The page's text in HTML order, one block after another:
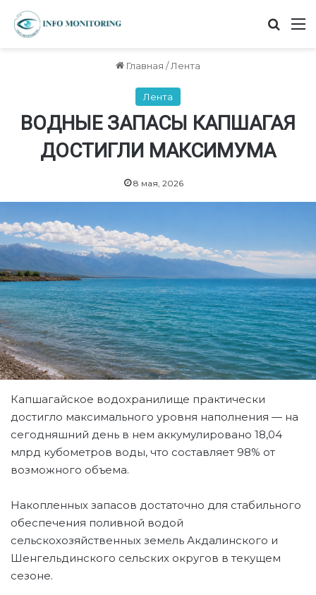
Главная / Лента
Лента
ВОДНЫЕ ЗАПАСЫ КАПШАГАЯ
ДОСТИГЛИ МАКСИМУМА
8 мая, 2026
Капшагайское водохранилище практически
достигло максимального уровня наполнения — на
сегодняшний день в нем аккумулировано 18,04
млрд кубометров воды, что составляет 98% от
возможного объема.
Накопленных запасов достаточно для стабильного
обеспечения поливной водой
сельскохозяйственных земель Акдалинского и
Шенгельдинского сельских округов в текущем
сезоне.